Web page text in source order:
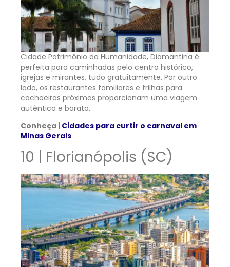
Cidade Patrimônio da Humanidade, Diamantina é
perfeita para caminhadas pelo centro histórico,
igrejas e mirantes, tudo gratuitamente. Por outro
lado, os restaurantes familiares e trilhas para
cachoeiras próximas proporcionam uma viagem
autêntica e barata.
Conheça | Cidades para curtir o carnaval em
Minas Gerais
10 | Florianópolis (SC)